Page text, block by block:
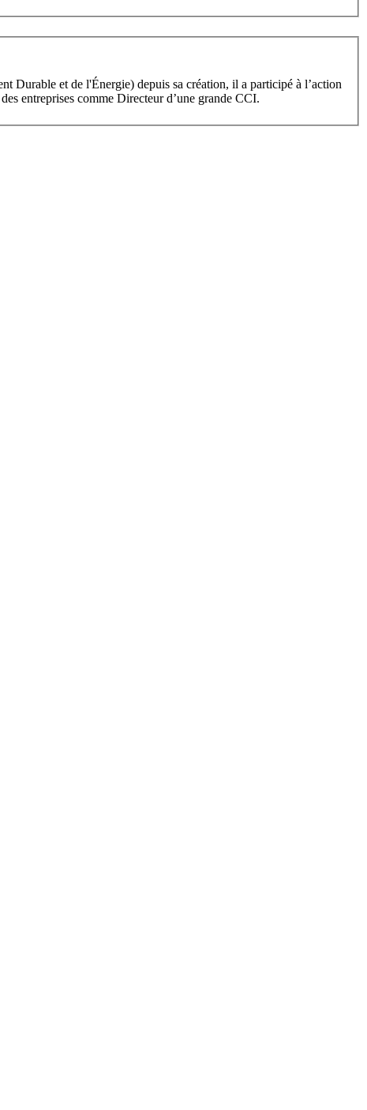
Durable et de l'Énergie) depuis sa création, il a participé à l’action
entreprises comme Directeur d’une grande CCI.